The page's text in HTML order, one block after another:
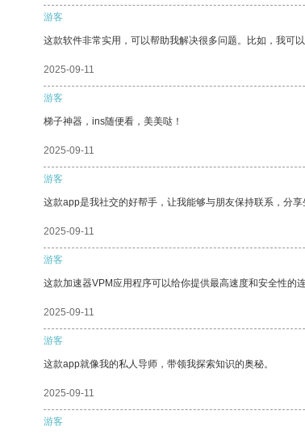
游客
这款软件非常实用，可以帮助我解决很多问题。比如，我可
2025-09-11
游客
梯子神器，ins随便看，美美哒！
2025-09-11
游客
这款app是我社交的好帮手，让我能够与朋友保持联系，分享
2025-09-11
游客
这款加速器VPM应用程序可以给你提供最高速度和安全性的
2025-09-11
游客
这款app就像我的私人导师，带领我探索知识的奥秘。
2025-09-11
游客